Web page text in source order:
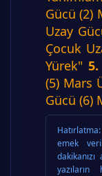
Gücü (2)
Uzay
Çocuk
Yürek"
(5) Mars
Gücü (6)
Hatırlatma:
emek
yazıların